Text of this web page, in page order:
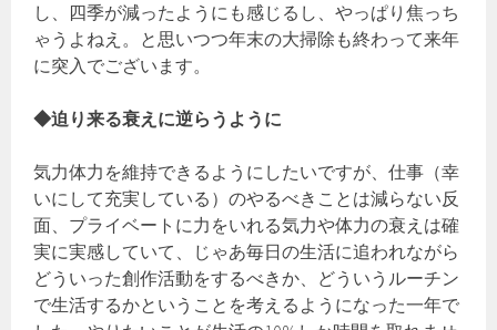
し、四季が減ったようにも感じるし、やっぱり焦っち
ゃうよねえ。と思いつつ年末の大掃除も終わって来年
に突入でございます。
◆迫り来る衰えに逆らうように
気力体力を維持できるようにしたいですが、仕事（幸
いにして充実している）のやるべきことは減らない反
面、プライベートに力をいれる気力や体力の衰えは確
実に実感していて、じゃあ毎日の生活に追われながら
どういった創作活動をするべきか、どういうルーチン
で生活するかということを考えるようになった一年で